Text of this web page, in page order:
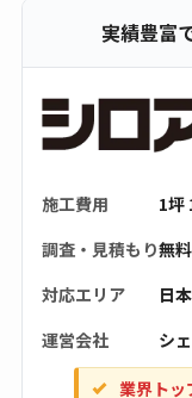
実績豊富
施工費用
1坪
調査・見積もり無
対応エリア
日
運営会社
シ
業界トッ